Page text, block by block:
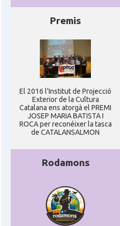
Premis
El 2016 l'Institut de Projecció
Exterior de la Cultura
Catalana ens atorgà el PREMI
JOSEP MARIA BATISTA I
ROCA per reconéixer la tasca
de CATALANSALMON
Rodamons